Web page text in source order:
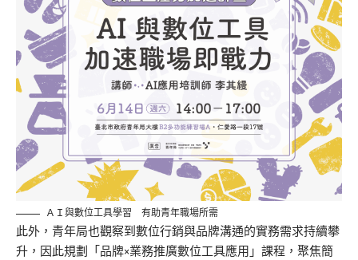
ＡＩ與數位工具學習 有助青年職場所需
此外，青年局也觀察到數位行銷與品牌溝通的實務需求持續攀
升，因此規劃「品牌×業務推廣數位工具應用」課程，聚焦簡